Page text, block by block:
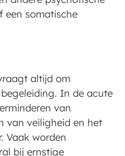
een somatische
altijd om
In de acute
van
van veiligheid en het
Vaak worden
bij ernstige